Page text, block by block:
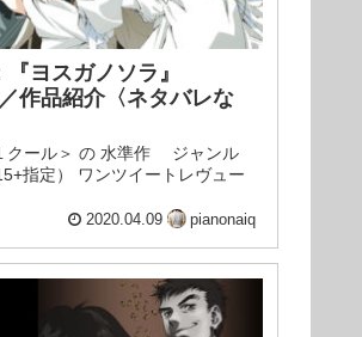
ヨスガノソラ』
作品紹介〈ネタバレな
クール＞ の 水準作 ジャンル
指定） ワンツイートレヴュー
2020.04.09 pianonaiq